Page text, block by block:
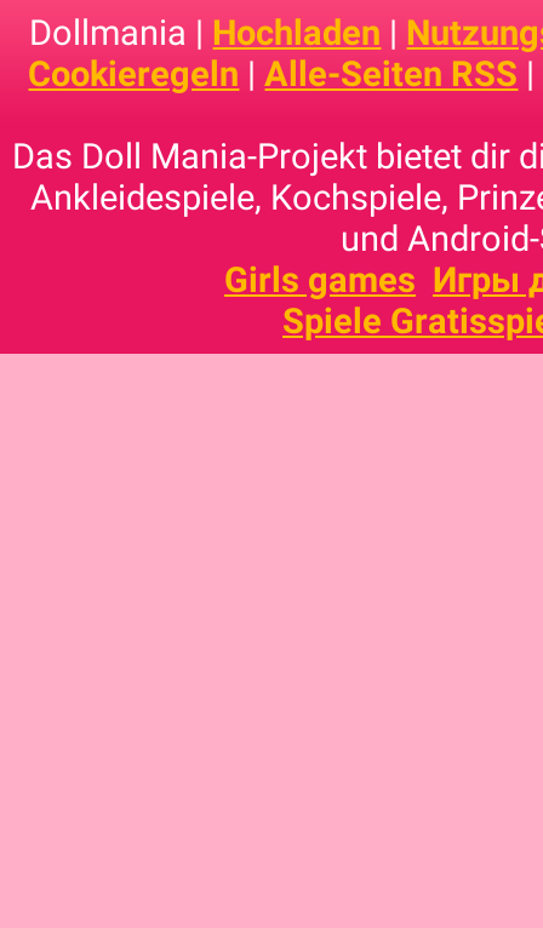
Dollmania | Hochladen |
Cookieregeln |Alle-Seiten RSS |
Das Doll Mania-Projekt bietet dir
Ankleidespiele, Kochspiele,
und
Girls games Игры
Spiele